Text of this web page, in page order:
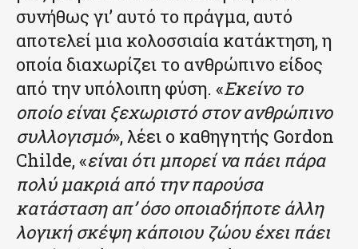
συνήθως γι’ αυτό το πράγμα, αυτό
αποτελεί μια κολοσσιαία κατάκτηση, η
οποία διαχωρίζει το ανθρώπινο είδος
από την υπόλοιπη φύση. «Εκείνο το
οποίο είναι ξεχωριστό στον ανθρώπινο
συλλογισμό», λέει ο καθηγητής Gordon
Childe, «είναι ότι μπορεί να πάει πάρα
πολύ μακριά από την παρούσα
κατάσταση απ’ όσο οποιαδήποτε άλλη
λογική σκέψη κάποιου ζώου έχει πάει